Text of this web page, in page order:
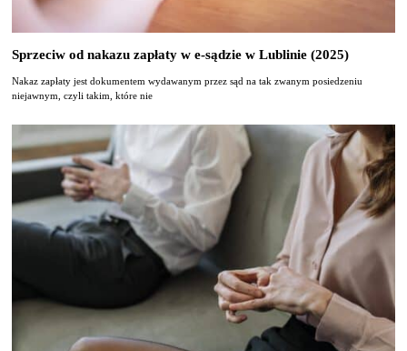
Sprzeciw od nakazu zapłaty w e-sądzie w Lublinie (2025)
Nakaz zapłaty jest dokumentem wydawanym przez sąd na tak zwanym posiedzeniu
niejawnym, czyli takim, które nie